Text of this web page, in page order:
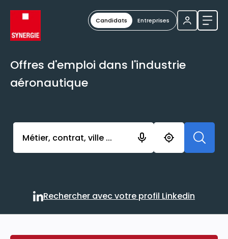
Candidats Entreprises
Offres d'emploi dans l'industrie
aéronautique
Activer l’élément pour lancer l’enregistrement.
Rechercher avec votre
Rechercher avec votre profil Linkedin